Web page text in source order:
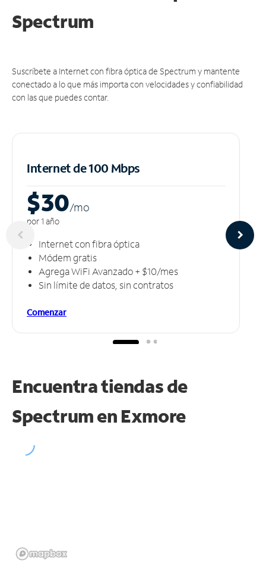
Spectrum
Suscríbete a Internet con fibra óptica de Spectrum y mantente
conectado a lo que más importa con velocidades y confiabilidad
con las que puedes contar.
Internet de 100 Mbps
$30/mo
por 1 año
Internet con fibra óptica
Módem gratis
Agrega WiFi Avanzado + $10/mes
Sin límite de datos, sin contratos
Comenzar
Encuentra tiendas de
Spectrum en Exmore